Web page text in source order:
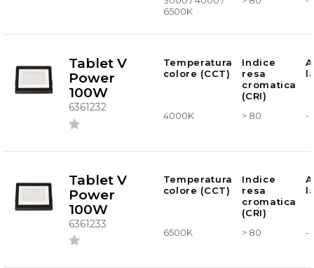
6500K
Tablet V
Power
100W
6361232
Temperatura
colore (CCT)
Indice
resa
cromatica
(CRI)
4000K > 80 -
Tablet V
Power
100W
6361233
Temperatura
colore (CCT)
Indice
resa
cromatica
(CRI)
6500K > 80 -